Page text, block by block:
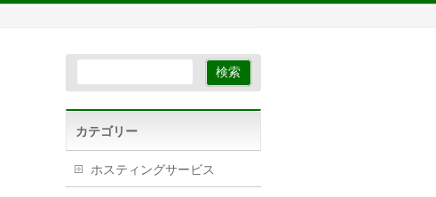
カテゴリー
ホスティングサービス